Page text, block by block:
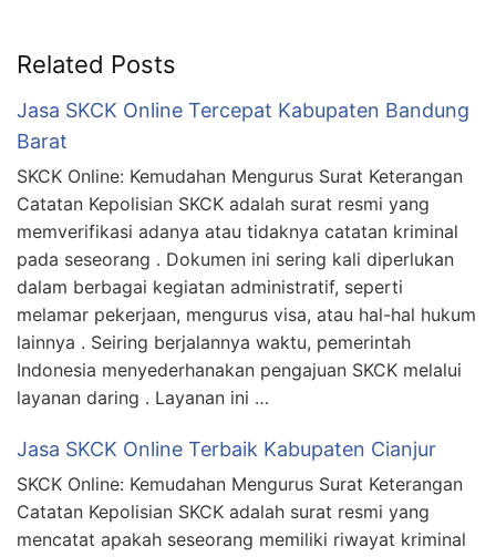
Related Posts
Jasa SKCK Online Tercepat Kabupaten Bandung
Barat
SKCK Online: Kemudahan Mengurus Surat Keterangan
Catatan Kepolisian SKCK adalah surat resmi yang
memverifikasi adanya atau tidaknya catatan kriminal
pada seseorang . Dokumen ini sering kali diperlukan
dalam berbagai kegiatan administratif, seperti
melamar pekerjaan, mengurus visa, atau hal-hal hukum
lainnya . Seiring berjalannya waktu, pemerintah
Indonesia menyederhanakan pengajuan SKCK melalui
layanan daring . Layanan ini …
Jasa SKCK Online Terbaik Kabupaten Cianjur
SKCK Online: Kemudahan Mengurus Surat Keterangan
Catatan Kepolisian SKCK adalah surat resmi yang
mencatat apakah seseorang memiliki riwayat kriminal